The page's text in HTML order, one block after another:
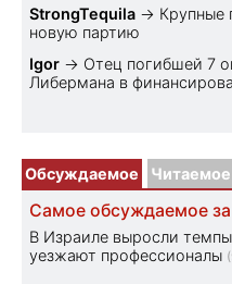
StrongTequila → Крупные
новую партию
Igor → Отец погибшей 7
Либермана в
Обсуждаемое Читаемое
Самое обсуждаемое
В Израиле выросли
уезжают профессионалы